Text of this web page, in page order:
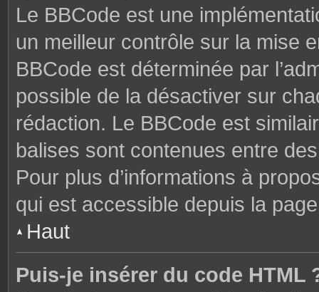
Le BBCode est une
un meilleur contrôle sur la mise
BBCode est déterminée par
possible de la désactiver sur
rédaction. Le BBCode est
balises sont contenues entre
Pour plus d’informations à
qui est accessible depuis la
Haut
Puis-je insérer du code HTML